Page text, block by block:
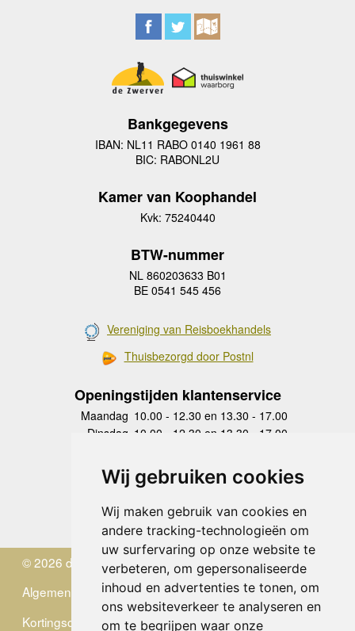
Wij gebruiken cookies
Wij maken gebruik van cookies en
andere tracking-technologieën om
uw surfervaring op onze website te
verbeteren, om gepersonaliseerde
inhoud en advertenties te tonen, om
ons websiteverkeer te analyseren en
om te begrijpen waar onze
Bankgegevens
IBAN: NL11 RABO 0140 1961 88
BIC: RABONL2U
Kamer van Koophandel
Kvk: 75240440
BTW-nummer
NL 860203633 B01
BE 0541 545 456
Vereniging van Reisboekhandels
Thuisbezorgd door Postnl
Openingstijden klantenservice
Maandag 10.00 - 12.30 en 13.30 - 17.00
Dinsdag 10.00 - 12.30 en 13.30 - 17.00
Donderdag
10.00 - 12.30 en 13.30 - 17.00
Vrijdag 10.00 - 12.30 en 13.30 - 17.00
Zaterdag
gesloten
Zondag gesloten
© 2026 de Zwerver
Algemene Voorwaarden
Kortingscode